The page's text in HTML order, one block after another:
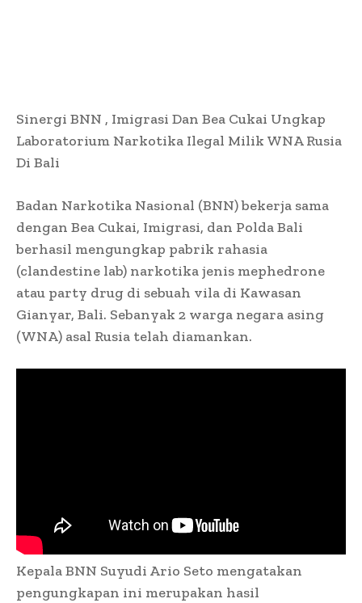
Sinergi BNN , Imigrasi Dan Bea Cukai Ungkap
Laboratorium Narkotika Ilegal Milik WNA Rusia
Di Bali
Badan Narkotika Nasional (BNN) bekerja sama
dengan Bea Cukai, Imigrasi, dan Polda Bali
berhasil mengungkap pabrik rahasia
(clandestine lab) narkotika jenis mephedrone
atau party drug di sebuah vila di Kawasan
Gianyar, Bali. Sebanyak 2 warga negara asing
(WNA) asal Rusia telah diamankan.
Kepala BNN Suyudi Ario Seto mengatakan
pengungkapan ini merupakan hasil